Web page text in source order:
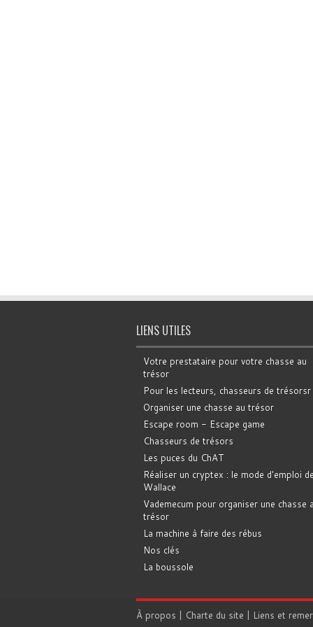
LIENS UTILES
Votre prestataire pour votre chasse au
trésor
Pour les lecteurs, chasseurs de trésorsr
Organiser une chasse au trésor
Escape room - Escape game
Chasseurs de trésors
Les puces du ChAT
Réaliser un cryptex : le mode d'emploi de
Wallace
Vademecum pour organiser une chasse
trésor
La machine à faire des rébus
Nos clés
La boussole
À propos | Charte du site | Liens et